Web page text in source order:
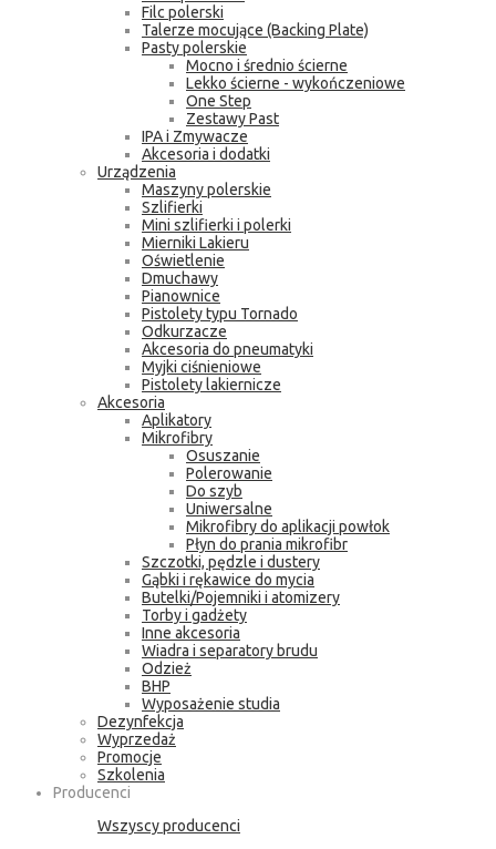
Filc polerski
Talerze mocujące (Backing Plate)
Pasty polerskie
Mocno i średnio ścierne
Lekko ścierne - wykończeniowe
One Step
Zestawy Past
IPA i Zmywacze
Akcesoria i dodatki
Urządzenia
Maszyny polerskie
Szlifierki
Mini szlifierki i polerki
Mierniki Lakieru
Oświetlenie
Dmuchawy
Pianownice
Pistolety typu Tornado
Odkurzacze
Akcesoria do pneumatyki
Myjki ciśnieniowe
Pistolety lakiernicze
Akcesoria
Aplikatory
Mikrofibry
Osuszanie
Polerowanie
Do szyb
Uniwersalne
Mikrofibry do aplikacji powłok
Płyn do prania mikrofibr
Szczotki, pędzle i dustery
Gąbki i rękawice do mycia
Butelki/Pojemniki i atomizery
Torby i gadżety
Inne akcesoria
Wiadra i separatory brudu
Odzież
BHP
Wyposażenie studia
Dezynfekcja
Wyprzedaż
Promocje
Szkolenia
Producenci
Wszyscy producenci